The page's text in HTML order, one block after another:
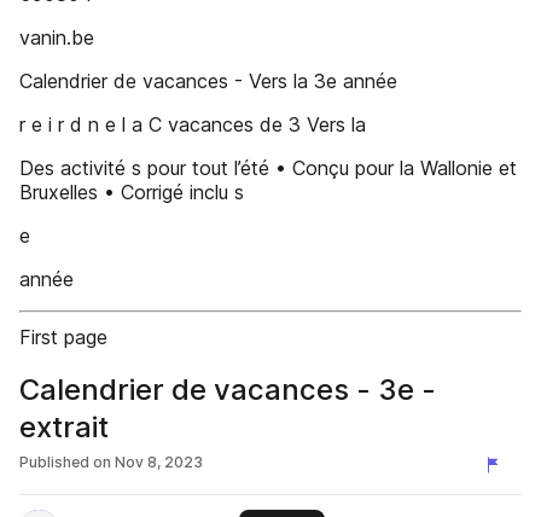
vanin.be
Calendrier de vacances - Vers la 3e année
r e i r d n e l a C vacances de 3 Vers la
Des activité s pour tout l’été • Conçu pour la Wallonie et
Bruxelles • Corrigé inclu s
e
année
First page
Calendrier de vacances - 3e -
extrait
Published on Nov 8, 2023